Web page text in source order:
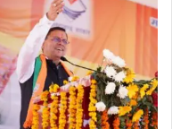
September